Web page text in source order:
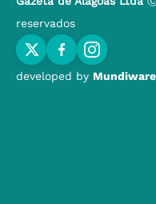
reservados
developed by Mundiware